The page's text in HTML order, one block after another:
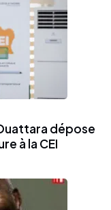
dépose
à la CEI